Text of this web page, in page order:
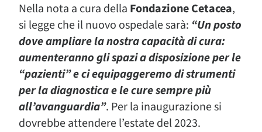
Nella nota a cura della Fondazione Cetacea,
si legge che il nuovo ospedale sarà: “Un posto
dove ampliare la nostra capacità di cura:
aumenteranno gli spazi a disposizione per le
“pazienti” e ci equipaggeremo di strumenti
per la diagnostica e le cure sempre più
all’avanguardia”. Per la inaugurazione si
dovrebbe attendere l’estate del 2023.